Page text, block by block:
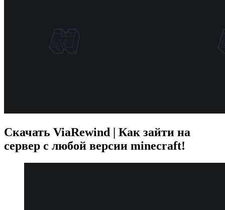
Скачать ViaRewind | Как зайти на
сервер с любой версии minecraft!